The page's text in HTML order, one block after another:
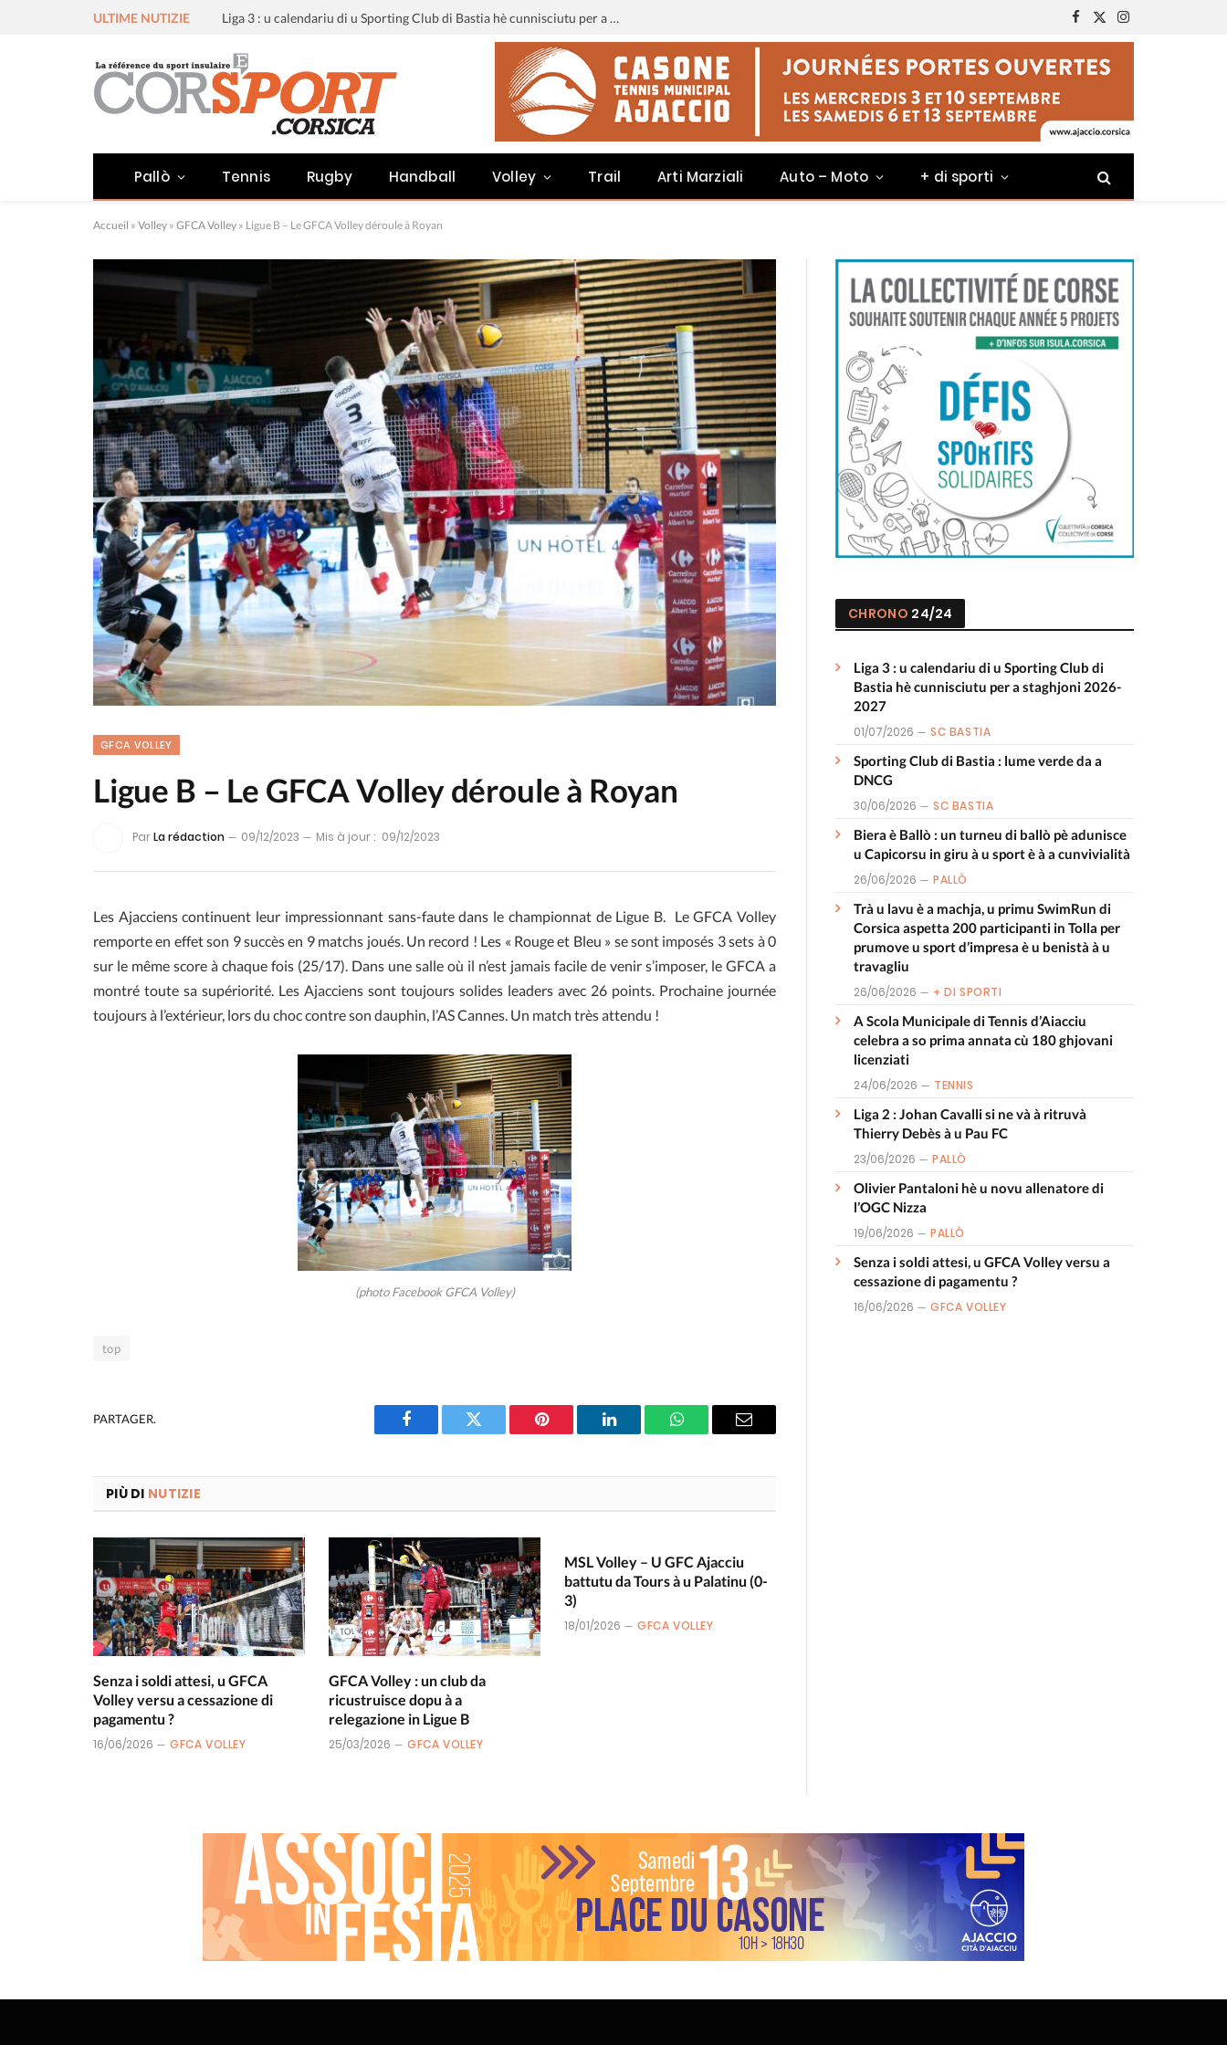
ULTIME NUTIZIE Liga 3 : u calendariu di u Sporting Club di Bastia hè cunnisciutu per a staghjoni 2026-2027
Facebook
X
(Twitter)
Instagram
Pallò Tennis Rugby Handball Volley Trail Arti Marziali Auto – Moto + di sporti
Accueil » Volley » GFCA Volley » Ligue B – Le GFCA Volley déroule à Royan
GFCA VOLLEY
Ligue B – Le GFCA Volley déroule à Royan
ParLa rédaction 09/12/2023 Mis à jour : 09/12/2023
Les Ajacciens continuent leur impressionnant sans-faute dans le championnat de Ligue B. Le GFCA Volley
remporte en effet son 9 succès en 9 matchs joués. Un record ! Les « Rouge et Bleu » se sont imposés 3 sets à 0
sur le même score à chaque fois (25/17). Dans une salle où il n’est jamais facile de venir s’imposer, le GFCA a
montré toute sa supériorité. Les Ajacciens sont toujours solides leaders avec 26 points. Prochaine journée
toujours à l’extérieur, lors du choc contre son dauphin, l’AS Cannes. Un match très attendu !
(photo Facebook GFCA Volley)
top
PARTAGER.
Facebook Twitter Pinterest LinkedIn WhatsAppEmail
PIÙ DI NUTIZIE
Senza i soldi attesi, u GFCA
Volley versu a cessazione di
pagamentu ?
16/06/2026 GFCA VOLLEY
GFCA Volley : un club da
ricustruisce dopu à a
relegazione in Ligue B
25/03/2026 GFCA VOLLEY
MSL Volley – U GFC Ajacciu
battutu da Tours à u Palatinu (0-
3)
18/01/2026 GFCA VOLLEY
CHRONO 24/24
Liga 3 : u calendariu di u Sporting Club di
Bastia hè cunnisciutu per a staghjoni 2026-
2027
01/07/2026 SC BASTIA
Sporting Club di Bastia : lume verde da a
DNCG
30/06/2026 SC BASTIA
Biera è Ballò : un turneu di ballò pè adunisce
u Capicorsu in giru à u sport è à a cunvivialità
26/06/2026 PALLÒ
Trà u lavu è a machja, u primu SwimRun di
Corsica aspetta 200 participanti in Tolla per
prumove u sport d’impresa è u benistà à u
travagliu
26/06/2026 + DI SPORTI
A Scola Municipale di Tennis d’Aiacciu
celebra a so prima annata cù 180 ghjovani
licenziati
24/06/2026 TENNIS
Liga 2 : Johan Cavalli si ne và à ritruvà
Thierry Debès à u Pau FC
23/06/2026 PALLÒ
Olivier Pantaloni hè u novu allenatore di
l’OGC Nizza
19/06/2026 PALLÒ
Senza i soldi attesi, u GFCA Volley versu a
cessazione di pagamentu ?
16/06/2026 GFCA VOLLEY